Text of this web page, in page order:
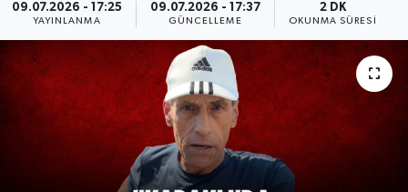
09.07.2026 - 17:25
YAYINLANMA
09.07.2026 - 17:37
GÜNCELLEME
2 DK
OKUNMA SÜRESI
Ekonomi
Sağlık
Teknoloji